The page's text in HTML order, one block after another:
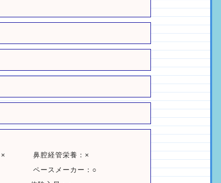
鼻腔経管栄養：×
ペースメーカー：○